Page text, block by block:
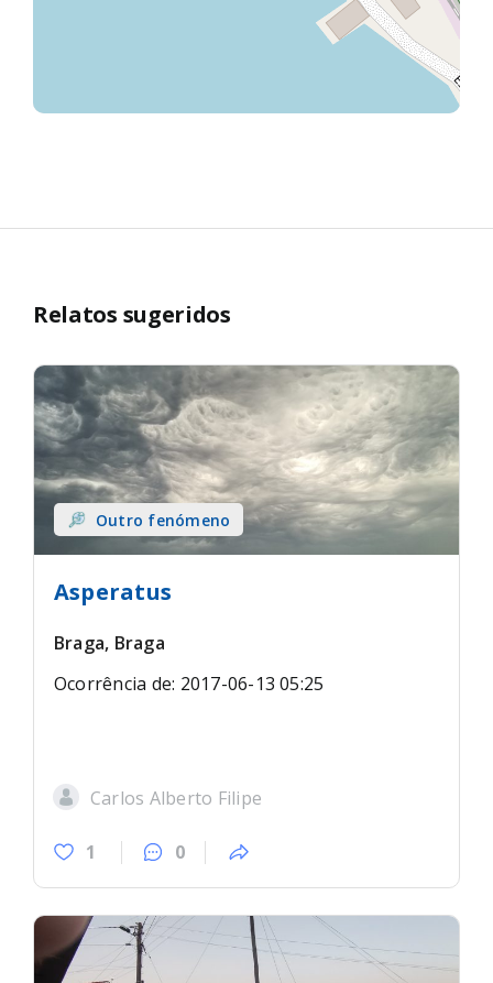
Relatos sugeridos
Outro fenómeno
Asperatus
Braga, Braga
Ocorrência de: 2017-06-13 05:25
Carlos Alberto Filipe
1 0